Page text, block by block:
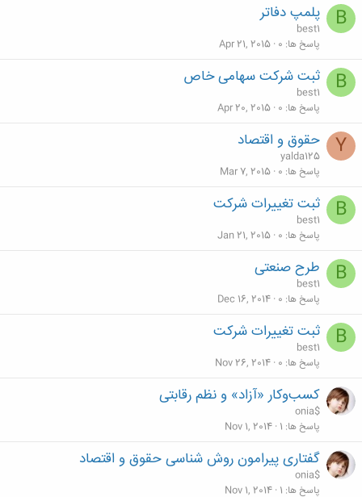
B پلمپ دفاتر
best1
پاسخ ها 0
Apr 21, 2015
B ثبت شرکت سهامی خاص
best1
پاسخ ها 0
Apr 20, 2015
Y حقوق و اقتصاد
yalda125
پاسخ ها 0
Mar 7, 2015
B ثبت تغییرات شرکت
best1
پاسخ ها 0
Jan 21, 2015
B طرح صنعتی
best1
پاسخ ها 0
Dec 16, 2014
B ثبت تغییرات شرکت
best1
پاسخ ها 0
Nov 26, 2014
کسب‌و‌کار «آزاد» و نظم رقابتی
onia$
پاسخ ها 1
Nov 1, 2014
گفتاری پیرامون روش شناسی حقوق و اقتصاد
onia$
پاسخ ها 1
Nov 1, 2014